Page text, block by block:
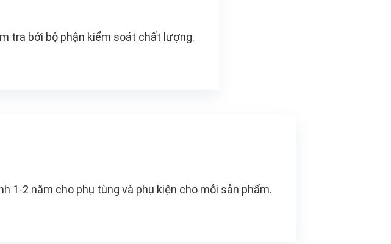
tra bởi bộ phận kiểm soát chất lượng.
1-2 năm cho phụ tùng và phụ kiện cho mỗi sản phẩm.